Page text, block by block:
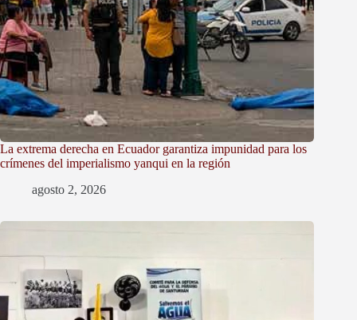
La extrema derecha en Ecuador garantiza impunidad para los
crímenes del imperialismo yanqui en la región
agosto 2, 2026